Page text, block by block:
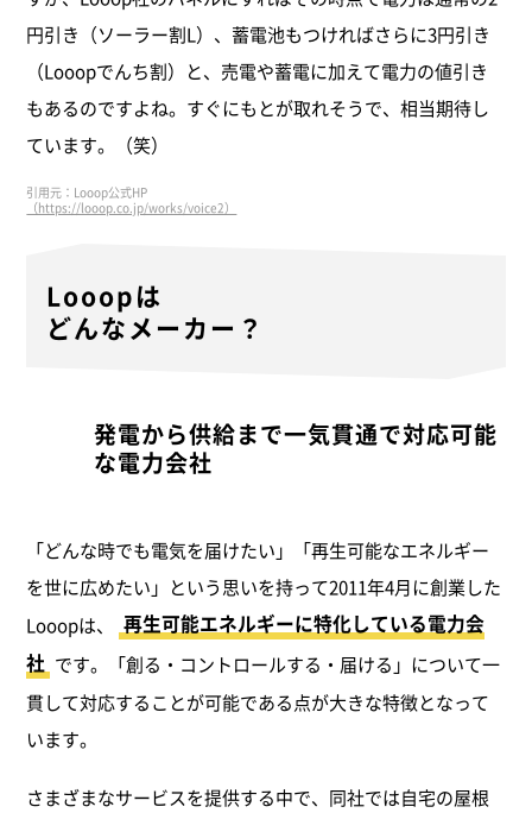
円引き（ソーラー割L）、蓄電池もつければさらに3円引き
（Looopでんち割）と、売電や蓄電に加えて電力の値引き
もあるのですよね。すぐにもとが取れそうで、相当期待し
ています。（笑）
引用元：Looop公式HP
（https://looop.co.jp/works/voice2）
Looopは
どんなメーカー？
発電から供給まで一気貫通で対応可能
な電力会社
「どんな時でも電気を届けたい」「再生可能なエネルギー
を世に広めたい」という思いを持って2011年4月に創業した
Looopは、
再生可能エネルギーに特化している電力会
社 です。「創る・コントロールする・届ける」について一
貫して対応することが可能である点が大きな特徴となって
います。
さまざまなサービスを提供する中で、同社では自宅の屋根